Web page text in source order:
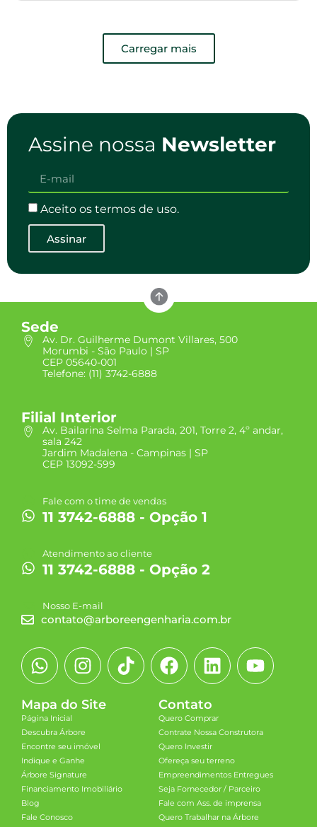
Carregar mais
Assine nossa Newsletter
Aceito os termos de uso.
Assinar
Sede
Av. Dr. Guilherme Dumont Villares, 500
Morumbi - São Paulo | SP
CEP 05640-001
Telefone: (11) 3742-6888
Filial Interior
Av. Bailarina Selma Parada, 201, Torre 2, 4º andar,
sala 242
Jardim Madalena - Campinas | SP
CEP 13092-599
Fale com o time de vendas
11 3742-6888 - Opção 1
Atendimento ao cliente
11 3742-6888 - Opção 2
Nosso E-mail
contato@arboreengenharia.com.br
Mapa do Site
Página Inicial
Descubra Árbore
Encontre seu imóvel
Indique e Ganhe
Árbore Signature
Financiamento Imobiliário
Blog
Fale Conosco
Contato
Quero Comprar
Contrate Nossa Construtora
Quero Investir
Ofereça seu terreno
Empreendimentos Entregues
Seja Fornecedor / Parceiro
Fale com Ass. de imprensa
Quero Trabalhar na Árbore